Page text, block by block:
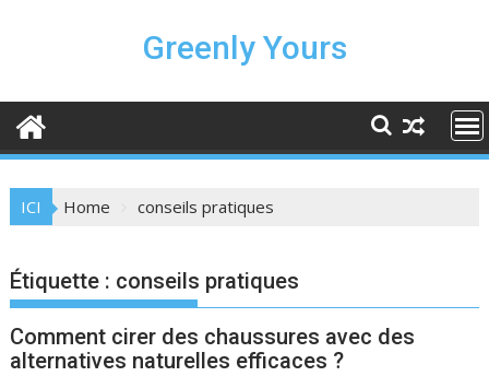
Greenly Yours
ICI Home conseils pratiques
Étiquette : conseils pratiques
Comment cirer des chaussures avec des
alternatives naturelles efficaces ?